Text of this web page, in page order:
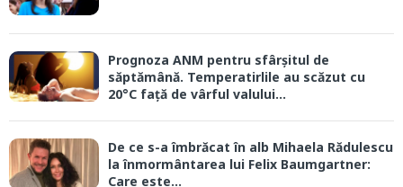
Prognoza ANM pentru sfârșitul de
săptămână. Temperatirlile au scăzut cu
20°C față de vârful valului...
De ce s-a îmbrăcat în alb Mihaela Rădulescu
la înmormântarea lui Felix Baumgartner:
Care este...